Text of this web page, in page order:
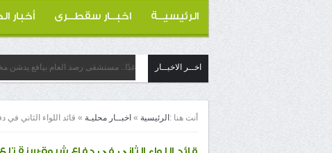
الرئيسيــة اخبــار سقطــرى أخبار
اخــر الاخبــار غدًا.. مستشفى رصد العام بيافع يدشن
أنت هنا : الرئيسية » اخبــار محليـة » قائد اللواء الثاني